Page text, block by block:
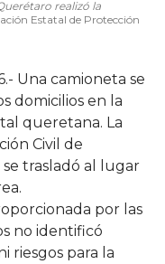
realizó la
Estatal de Protección
Una camioneta se
domicilios en la
queretana. La
Civil de
trasladó al lugar
por las
no identificó
riesgos para la